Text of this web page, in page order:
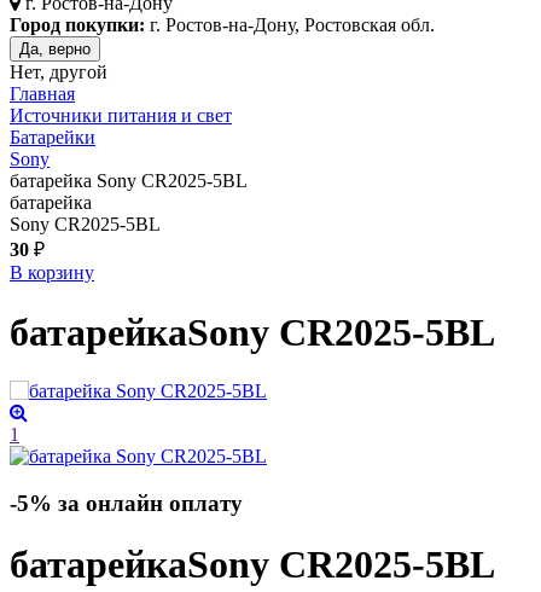
Город покупки: г. Ростов-на-Дону, Ростовская обл.
Да, верно
Нет, другой
Главная
Источники питания и свет
Батарейки
Sony
батарейка Sony CR2025-5BL
батарейка
Sony CR2025-5BL
30 ₽
В корзину
батарейкаSony CR2025-5BL
1
-5% за онлайн оплату
батарейкаSony CR2025-5BL